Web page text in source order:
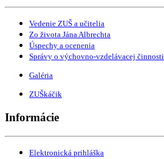
Vedenie ZUŠ a učitelia
Zo života Jána Albrechta
Úspechy a ocenenia
Správy o výchovno-vzdelávacej činnosti
Galéria
ZUŠkáčik
Informácie
Elektronická prihláška